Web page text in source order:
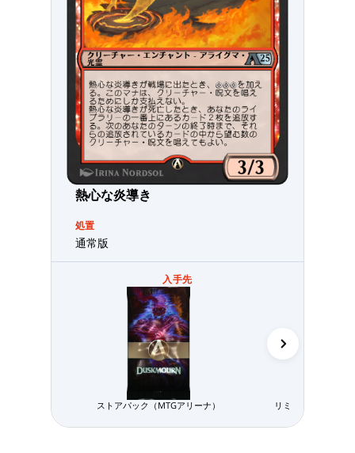
熱心な炎導き
処置
通常版
入手先
ストアパック（MTGアリーナ） リミテッド用パッ